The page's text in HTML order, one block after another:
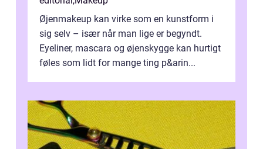
Øjenmakeup kan virke som en kunstform i
sig selv – især når man lige er begyndt.
Eyeliner, mascara og øjenskygge kan hurtigt
føles som lidt for mange ting p&arin...